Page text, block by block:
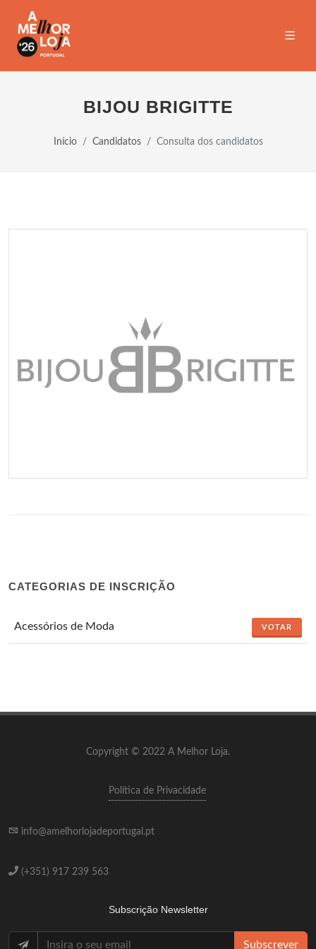
BIJOU BRIGITTE
Início Candidatos Consulta dos candidatos
CATEGORIAS DE INSCRIÇÃO
Acessórios de Moda VOTAR
Copyright © 2022 A Melhor Loja.
Política de Privacidade
info@amelhorlojadeportugal.pt
(+351) 917 239 563
Subscrição Newsletter
Subscrever